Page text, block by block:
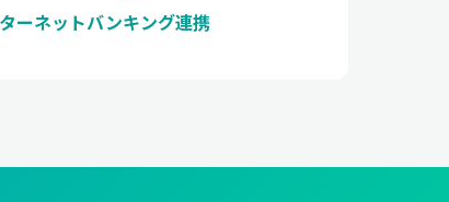
ーネットバンキング連携